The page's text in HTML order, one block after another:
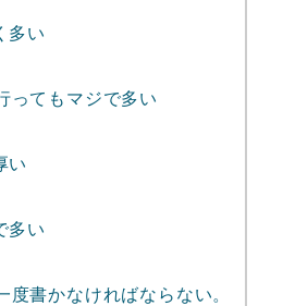
多い
ってもマジで多い
い
多い
度書かなければならない。